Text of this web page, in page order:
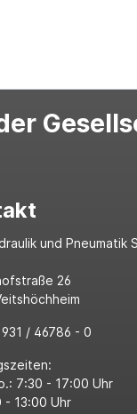
und Pneumatik
26
/ 46786 - 0
7:30 - 17:00 Uhr
- 13:00 Uhr